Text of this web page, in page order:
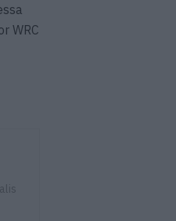
WRC